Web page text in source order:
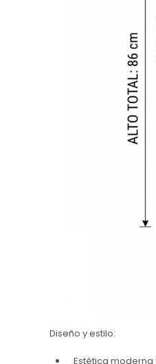
Diseño y estilo:
Estética moderna